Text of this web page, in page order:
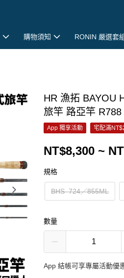
購物須知 RONIN 嚴選套
HR 漁拓 BAYOU
旅竿 路亞竿 R788
App 獨享活動 宅配滿
NT$8,300 ~
規格
BHS–724／855ML
數量
App 結帳可享專屬活動優